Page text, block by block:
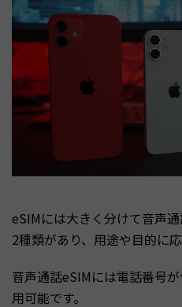
eSIMには大きく分けて音声
2種類があり、用途や目的に応
音声通話eSIMには電話番号
用可能です。